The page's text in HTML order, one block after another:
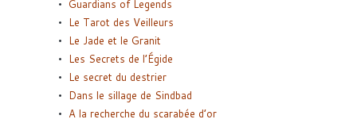
Guardians of Legends
Le Tarot des Veilleurs
Le Jade et le Granit
Les Secrets de l’Égide
Le secret du destrier
Dans le sillage de Sindbad
A la recherche du scarabée d’or